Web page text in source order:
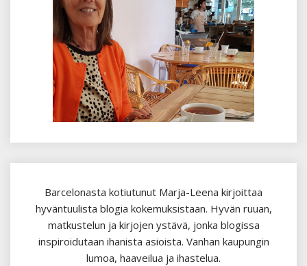
Barcelonasta kotiutunut Marja-Leena kirjoittaa
hyväntuulista blogia kokemuksistaan. Hyvän ruuan,
matkustelun ja kirjojen ystävä, jonka blogissa
inspiroidutaan ihanista asioista. Vanhan kaupungin
lumoa, haaveilua ja ihastelua.